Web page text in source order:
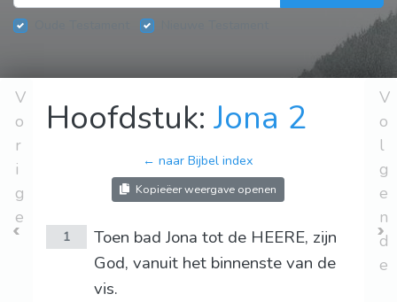
V
o
r
i
g
e
Hoofdstuk:Jona 2
← naar Bijbel index
Kopieëer weergave openen
1
Toen bad Jona tot de HEERE, zijn
God, vanuit het binnenste van de
vis.
V
o
l
g
e
n
d
e